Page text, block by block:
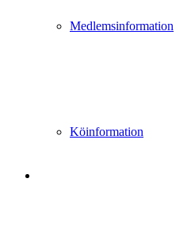
Medlemsinformation
Köinformation